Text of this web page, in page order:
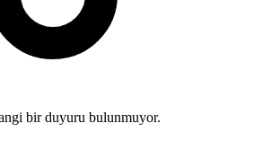
bir duyuru bulunmuyor.